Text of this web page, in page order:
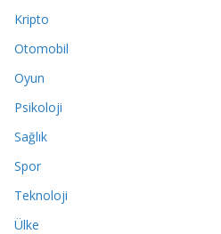
Kripto
Otomobil
Oyun
Psikoloji
Sağlık
Spor
Teknoloji
Ülke